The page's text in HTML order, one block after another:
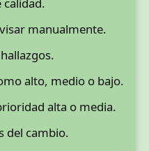
calidad.
manualmente.
alto, medio o bajo.
alta o media.
del cambio.